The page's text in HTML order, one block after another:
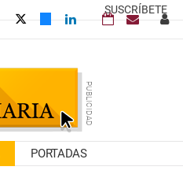
SUSCRÍBETE
PORTADAS